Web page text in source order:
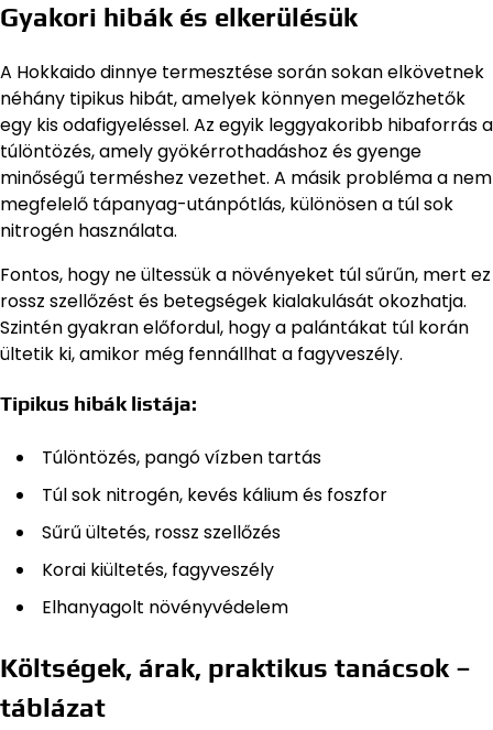
Gyakori hibák és elkerülésük
A Hokkaido dinnye termesztése során sokan elkövetnek
néhány tipikus hibát, amelyek könnyen megelőzhetők
egy kis odafigyeléssel. Az egyik leggyakoribb hibaforrás a
túlöntözés, amely gyökérrothadáshoz és gyenge
minőségű terméshez vezethet. A másik probléma a nem
megfelelő tápanyag-utánpótlás, különösen a túl sok
nitrogén használata.
Fontos, hogy ne ültessük a növényeket túl sűrűn, mert ez
rossz szellőzést és betegségek kialakulását okozhatja.
Szintén gyakran előfordul, hogy a palántákat túl korán
ültetik ki, amikor még fennállhat a fagyveszély.
Tipikus hibák listája:
Túlöntözés, pangó vízben tartás
Túl sok nitrogén, kevés kálium és foszfor
Sűrű ültetés, rossz szellőzés
Korai kiültetés, fagyveszély
Elhanyagolt növényvédelem
Költségek, árak, praktikus tanácsok –
táblázat